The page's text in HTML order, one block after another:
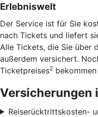
Erlebniswelt
Der Service ist für Sie
nach Tickets und liefert
Alle Tickets, die Sie über
außerdem versichert.
Ticketpreises2
Versicherungen
Reiserücktrittskosten-